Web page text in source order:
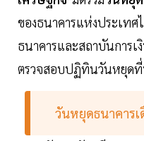
ของธนาคารแห่งประเท
ธนาคารและสถาบันการเ
ตรวจสอบปฏิทินวันหยุด
วันหยุดธนาคาร